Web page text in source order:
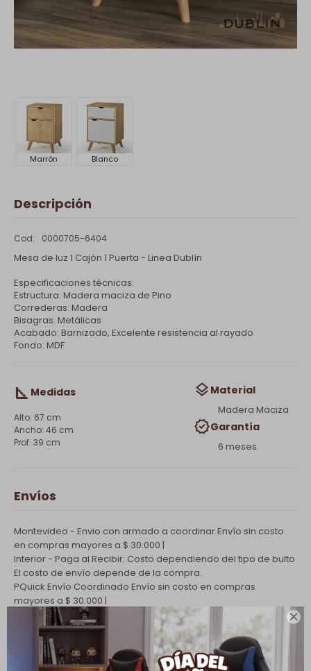

Marrón Blanco
Descripción
0000705-6404
Mesa de luz 1 Cajón 1 Puerta - Linea Dublín
Especificaciones técnicas:
Estructura: Madera maciza de Pino
Correderas: Madera
Bisagras: Metálicas
Acabado: Barnizado, Excelente resistencia al rayado
Fondo: MDF
Medidas
67 cm
46 cm
39 cm
Material
Madera Maciza
Garantía
6 meses
Envíos
Montevideo - Envio con armado a coordinarEnvío sin costo
en compras mayores a $ 30.000 |
Interior - Paga al Recibir: Costo dependiendo del tipo de bulto
El costo de envío depende de la compra.
PQuick Envío Coordinado Envío sin costo en compras
mayores a $ 30.000 |
Cambios y Devoluciones